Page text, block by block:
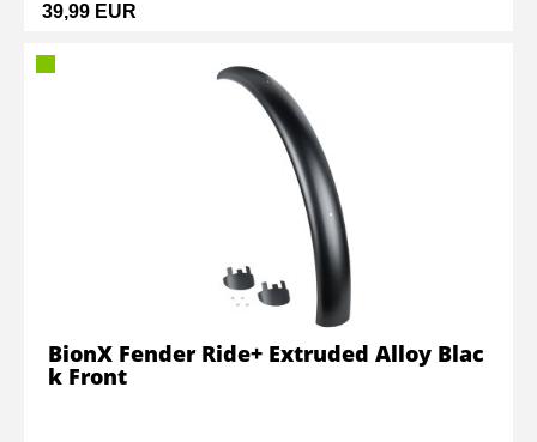
39,99 EUR
BionX Fender Ride+ Extruded Alloy Blac
k Front